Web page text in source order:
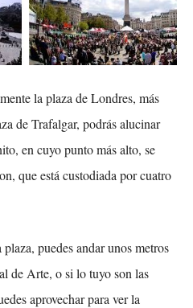
la plaza de Londres, más
de Trafalgar, podrás alucinar
en cuyo punto más alto, se
que está custodiada por cuatro
puedes andar unos metros
de Arte, o si lo tuyo son las
aprovechar para ver la